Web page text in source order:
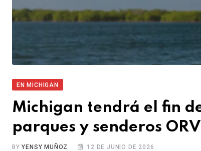
EN MICHIGAN
Michigan tendrá el fin
parques y senderos
BYYENSY MUÑOZ 12 DE JUNIO DE 2026